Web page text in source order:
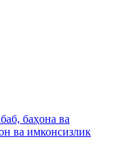
баҳона ва
ва имконсизлик